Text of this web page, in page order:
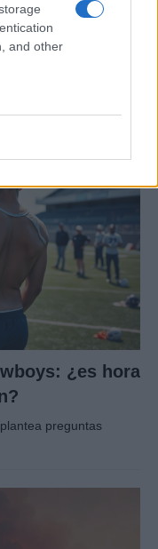
and otherque
¿es hora
preguntas